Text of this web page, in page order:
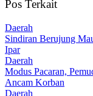
Pos Terkait
Daerah
Sindiran Berujung
Ipar
Daerah
Modus Pacaran,
Ancam Korban
Daerah